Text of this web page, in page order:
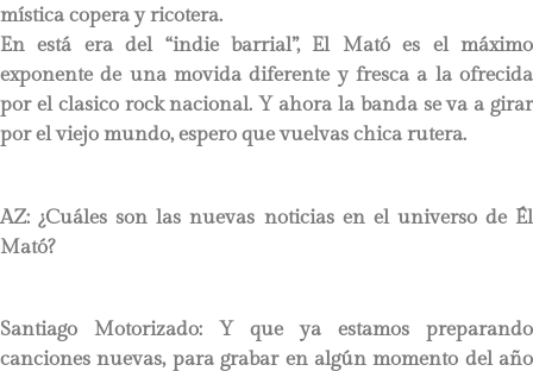
mística copera y ricotera.
En está era del “indie barrial”, El Mató es el máximo
exponente de una movida diferente y fresca a la ofrecida
por el clasico rock nacional. Y ahora la banda se va a girar
por el viejo mundo, espero que vuelvas chica rutera.
AZ: ¿Cuáles son las nuevas noticias en el universo de Él
Mató?
Santiago Motorizado: Y que ya estamos preparando
canciones nuevas, para grabar en algún momento del año